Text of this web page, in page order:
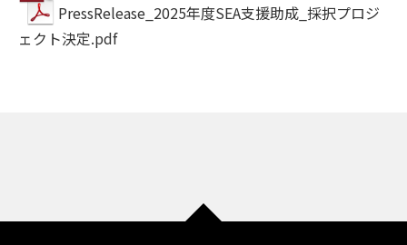
PressRelease_2025年度SEA支援助成_採択プロジ
ェクト決定.pdf